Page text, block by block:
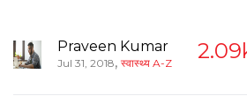
Praveen Kumar
Jul 31, 2018, स्वास्थ्य A-Z